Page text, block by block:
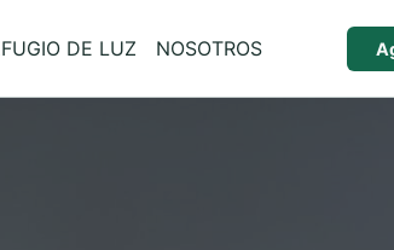
DE LUZ NOSOTROS